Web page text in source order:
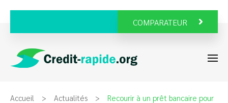
COMPARATEUR
Accueil Actualités
Recourir à un prêt bancaire pour